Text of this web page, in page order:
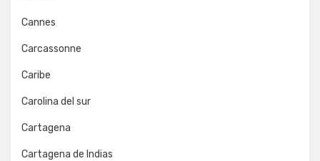
Cannes
Carcassonne
Caribe
Carolina del sur
Cartagena
Cartagena de Indias